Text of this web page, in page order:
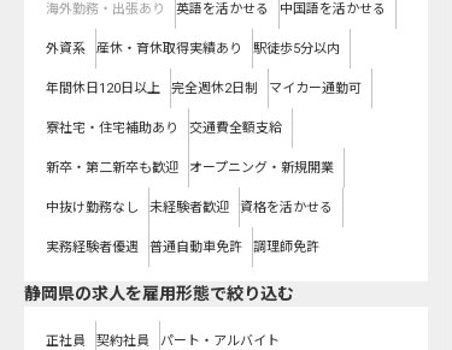
海外勤務・出張あり 英語を活かせる 中国語を活かせる
外資系 産休・育休取得実績あり 駅徒歩5分以内
年間休日120日以上 完全週休2日制 マイカー通勤可
寮社宅・住宅補助あり 交通費全額支給
新卒・第二新卒も歓迎 オープニング・新規開業
中抜け勤務なし 未経験者歓迎 資格を活かせる
実務経験者優遇 普通自動車免許 調理師免許
静岡県の求人を雇用形態で絞り込む
正社員 契約社員 パート・アルバイト